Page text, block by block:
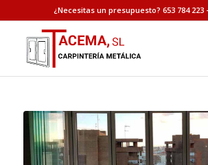
¿Necesitas un presupuesto? 653 784 223 -